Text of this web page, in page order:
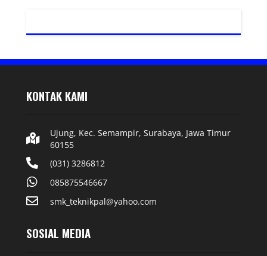
KONTAK KAMI
Ujung, Kec. Semampir, Surabaya, Jawa Timur
60155
(031) 3286812
085875546667
smk_teknikpal@yahoo.com
SOSIAL MEDIA